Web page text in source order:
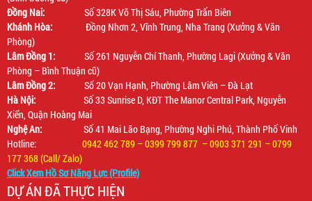
Đồng Nai: Số 328K Võ Thị Sáu, Phường Trấn Biên
Khánh Hòa: Đồng Nhơn 2, Vĩnh Trung, Nha Trang (Xưởng & Văn
Phòng)
Lâm Đồng 1: Số 261 Nguyễn Chí Thanh, Phường Lagi (Xưởng & Văn
Phòng – Bình Thuận cũ)
Lâm Đồng 2: Số 20 Vạn Hạnh, Phường Lâm Viên – Đà Lạt
Hà Nội: Số 33 Sunrise D, KĐT The Manor Central Park, Nguyễn
Xiển, Quận Hoàng Mai
Nghệ An: Số 41 Mai Lão Bạng, Phường Nghi Phú, Thành Phố Vinh
Hotline: 0942 462 789 – 0399 799 877 – 0903 371 291 – 0799
177 368 (Call/ Zalo)
Click Xem Hồ Sơ Năng Lực (Profile)
DỰ ÁN ĐÃ THỰC HIỆN